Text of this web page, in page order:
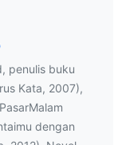
penulis buku
Kata, 2007),
dengan